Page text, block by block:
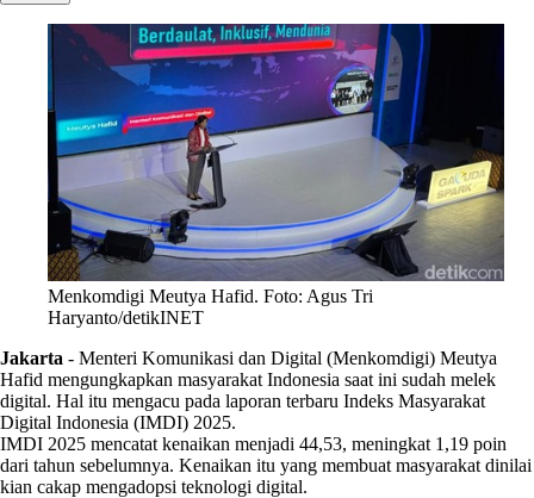
Menkomdigi Meutya Hafid. Foto: Agus Tri
Haryanto/detikINET
Jakarta - Menteri Komunikasi dan Digital (Menkomdigi) Meutya
Hafid mengungkapkan masyarakat Indonesia saat ini sudah melek
digital. Hal itu mengacu pada laporan terbaru Indeks Masyarakat
Digital Indonesia (IMDI) 2025.
IMDI 2025 mencatat kenaikan menjadi 44,53, meningkat 1,19 poin
dari tahun sebelumnya. Kenaikan itu yang membuat masyarakat dinilai
kian cakap mengadopsi teknologi digital.